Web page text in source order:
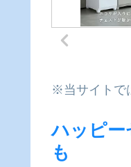
※当サイトで
ハッピー
も